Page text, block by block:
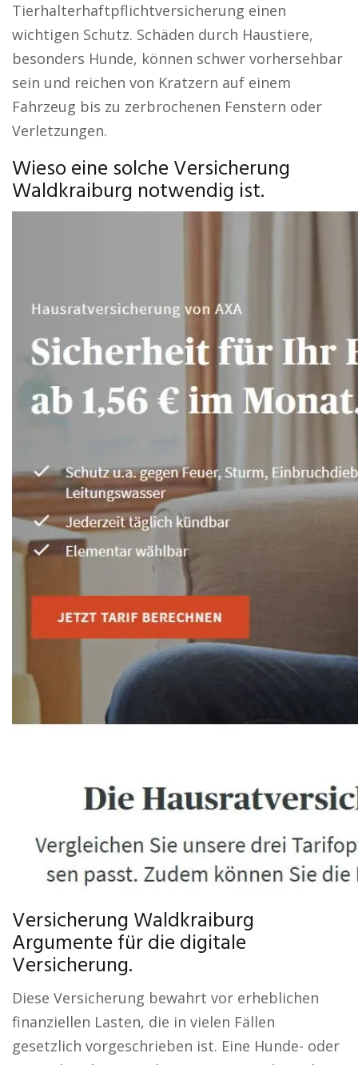
Tierhalterhaftpflichtversicherung einen
wichtigen Schutz. Schäden durch Haustiere,
besonders Hunde, können schwer vorhersehbar
sein und reichen von Kratzern auf einem
Fahrzeug bis zu zerbrochenen Fenstern oder
Verletzungen.
Wieso eine solche Versicherung
Waldkraiburg notwendig ist.
Versicherung Waldkraiburg
Argumente für die digitale
Versicherung.
Diese Versicherung bewahrt vor erheblichen
finanziellen Lasten, die in vielen Fällen
gesetzlich vorgeschrieben ist. Eine Hunde- oder